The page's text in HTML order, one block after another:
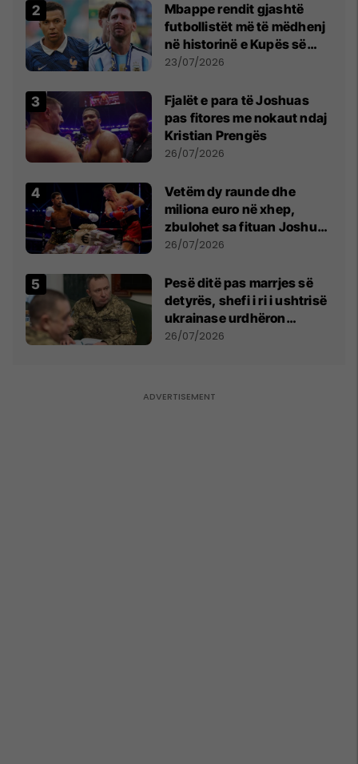
Mbappe rendit gjashtë
futbollistët më të mëdhenj
në historinë e Kupës së
Botës, Messi mbetet i dyti
23/07/2026
Fjalët e para të Joshuas
pas fitores me nokaut ndaj
Kristian Prengës
26/07/2026
Vetëm dy raunde dhe
miliona euro në xhep,
zbulohet sa fituan Joshua
e Prenga
26/07/2026
Pesë ditë pas marrjes së
detyrës, shefi i ri i ushtrisë
ukrainase urdhëron
kontroll të madh
26/07/2026